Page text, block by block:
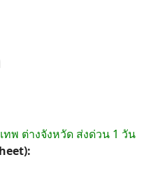
ทพ ต่างจังหวัด ส่งด่วน 1 วัน